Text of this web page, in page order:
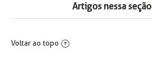
Artigos nessa seção
2026
Voltar ao topo